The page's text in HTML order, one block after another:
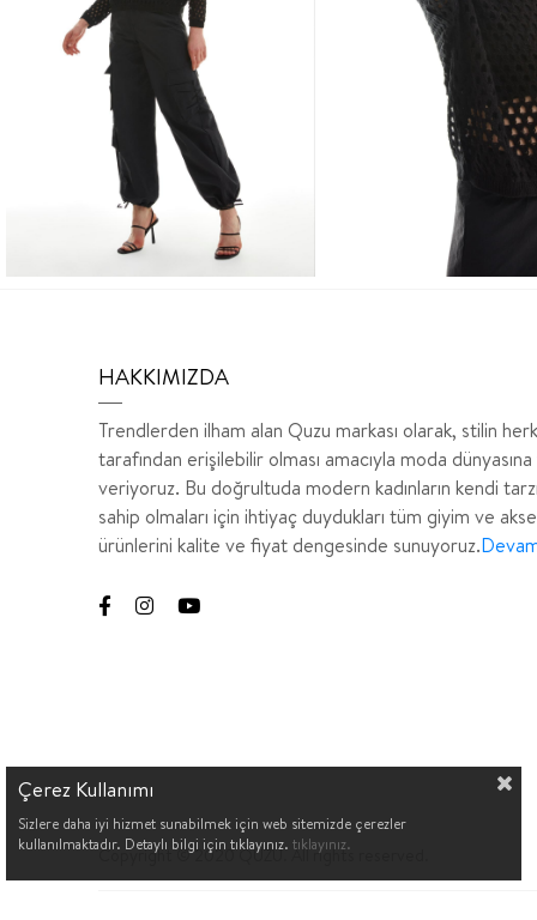
HAKKIMIZDA
Trendlerden ilham alan Quzu markası olarak, stilin
tarafından erişilebilir olması amacıyla moda
veriyoruz. Bu doğrultuda modern kadınların kendi
sahip olmaları için ihtiyaç duydukları tüm giyim ve
ürünlerini kalite ve fiyat dengesinde sunuyoruz.
Copyright © 2020 QUZU. All rights reserved.
Çerez Kullanımı
Sizlere daha iyi hizmet sunabilmek için web sitemizde çerezler
kullanılmaktadır. Detaylı bilgi için tıklayınız. tıklayınız.